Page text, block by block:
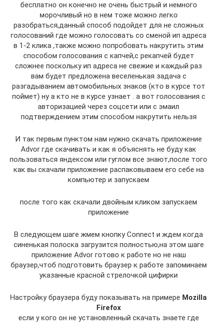
бесплатно он конечно не очень быстрый и немного
морочливый но в нем тоже можно легко
разобраться,данный способ подойдет для не сложных
голосований где можно голосовать со сменой ип адреса
в 1-2 клика ,также можно попробовать накрутить этим
способом голосования с капчей,с рекапчей будет
сложнее поскольку ип адреса не свежие и каждый раз
вам будет предложена веселенькая задача с
разгадыванием автомобильных знаков (кто в курсе тот
поймет) ну а кто не в курсе узнает . а вот голосования с
авторизацией через соцсети или с эмаил
подтверждением этим способом накрутить нельзя
И так первым пунктом нам нужно скачать приложение
Advor где скачивать и как я объяснять не буду как
пользоваться яндексом или гуглом все знают,после того
как вы скачали приложение распаковываем его себе на
компьютер и запускаем
после того как скачали двойным кликом запускаем
приложение
В следующем шаге жмем кнопку Connect и ждем когда
синенькая полоска загрузится полностью,на этом шаге
приложение Advor готово к работе но не наш
браузер,чтоб подготовить браузер к работе запоминаем
указанные красной стрелочкой цифирки
Настройку браузера буду показывать на примере Mozilla
Firefox
если у кого он не установленный скачать знаете где